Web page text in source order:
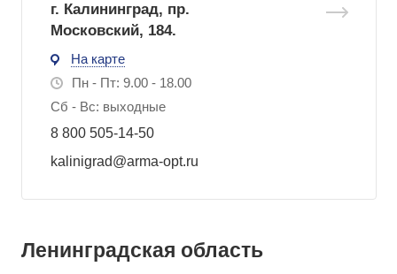
г. Калининград, пр.
Московский, 184.
На карте
Пн - Пт: 9.00 - 18.00
Сб - Вс: выходные
8 800 505-14-50
kalinigrad@arma-opt.ru
Ленинградская область